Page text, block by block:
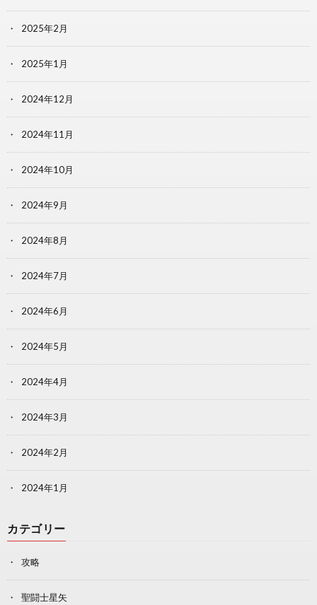
2025年2月
2025年1月
2024年12月
2024年11月
2024年10月
2024年9月
2024年8月
2024年7月
2024年6月
2024年5月
2024年4月
2024年3月
2024年2月
2024年1月
カテゴリー
攻略
聖闘士星矢